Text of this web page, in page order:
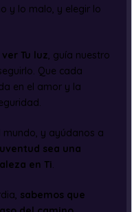
y lo malo, y elegir lo
Tu luz, guía nuestro
Que cada
en el amor y la
mundo, y ayúdanos a
sea una
en Ti.
sabemos que